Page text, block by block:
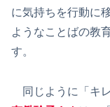
に気持ちを行動に
ようなことばの教
す。
同じように「キ